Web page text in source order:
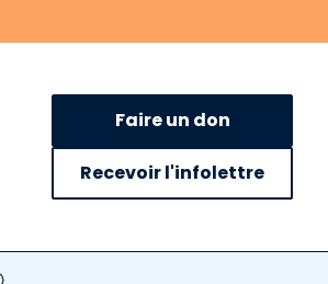
Faire un don
Recevoir l'infolettre